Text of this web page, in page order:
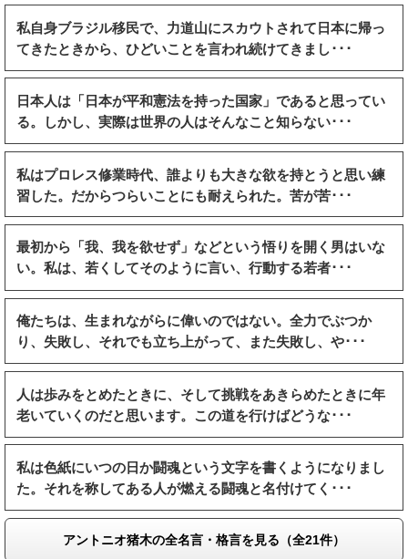
私自身ブラジル移民で、力道山にスカウトされて日本に帰っ
てきたときから、ひどいことを言われ続けてきまし･･･
日本人は「日本が平和憲法を持った国家」であると思ってい
る。しかし、実際は世界の人はそんなこと知らない･･･
私はプロレス修業時代、誰よりも大きな欲を持とうと思い練
習した。だからつらいことにも耐えられた。苦が苦･･･
最初から「我、我を欲せず」などという悟りを開く男はいな
い。私は、若くしてそのように言い、行動する若者･･･
俺たちは、生まれながらに偉いのではない。全力でぶつか
り、失敗し、それでも立ち上がって、また失敗し、や･･･
人は歩みをとめたときに、そして挑戦をあきらめたときに年
老いていくのだと思います。この道を行けばどうな･･･
私は色紙にいつの日か闘魂という文字を書くようになりまし
た。それを称してある人が燃える闘魂と名付けてく･･･
アントニオ猪木の全名言・格言を見る（全21件）